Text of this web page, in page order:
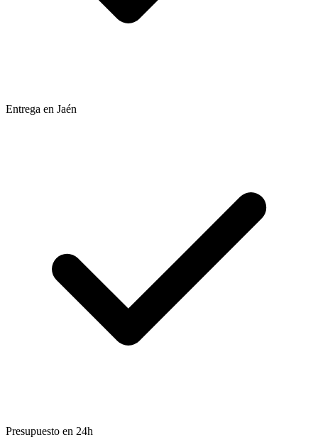
Entrega en Jaén
Presupuesto en 24h